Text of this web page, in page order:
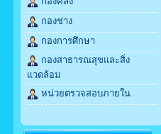
กองช่าง
กองการศึกษา
กองสาธารณสุขและสิ่ง
แวดล้อม
หน่วยตรวจสอบภายใน